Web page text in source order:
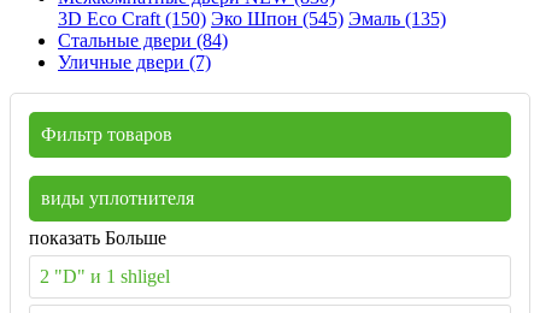
3D Eco Craft (150) Эко Шпон (545) Эмаль (135)
Стальные двери (84)
Уличные двери (7)
Фильтр товаров
виды уплотнителя
показать Больше
2 "D" и 1 shligel